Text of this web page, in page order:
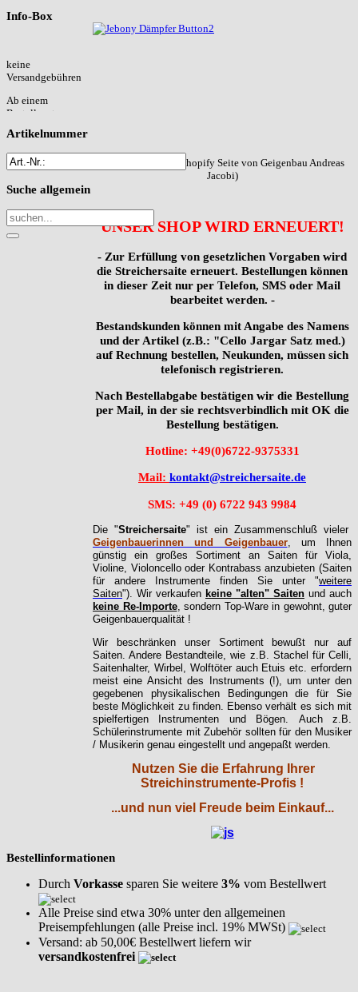
(Weiterleitung zur Shopify Seite von Geigenbau Andreas
Jacobi)
UNSER SHOP WIRD ERNEUERT!
- Zur Erfüllung von gesetzlichen Vorgaben wird
die Streichersaite erneuert. Bestellungen können
in dieser Zeit nur per Telefon, SMS oder Mail
bearbeitet werden. -
Bestandskunden können mit Angabe des Namens
und der Artikel (z.B.: "Cello Jargar Satz med.)
auf Rechnung bestellen, Neukunden, müssen sich
telefonisch registrieren.
Nach Bestellabgabe bestätigen wir die Bestellung
per Mail, in der sie rechtsverbindlich mit OK die
Bestellung bestätigen.
Hotline: +49(0)6722-9375331
Mail: kontakt@streichersaite.de
SMS: +49 (0) 6722 943 9984
Die "Streichersaite" ist ein Zusammenschluß vieler
Geigenbauerinnen und Geigenbauer, um Ihnen
günstig ein großes Sortiment an Saiten für Viola,
Violine, Violoncello oder Kontrabass anzubieten (Saiten
für andere Instrumente finden Sie unter "weitere
Saiten"). Wir verkaufen keine "alten" Saiten und auch
keine Re-Importe, sondern Top-Ware in gewohnt, guter
Geigenbauerqualität !
Wir beschränken unser Sortiment bewußt nur auf
Saiten. Andere Bestandteile, wie z.B. Stachel für Celli,
Saitenhalter, Wirbel, Wolftöter auch Etuis etc. erfordern
meist eine Ansicht des Instruments (!), um unter den
gegebenen physikalischen Bedingungen die für Sie
beste Möglichkeit zu finden. Ebenso verhält es sich mit
spielfertigen Instrumenten und Bögen. Auch z.B.
Schülerinstrumente mit Zubehör sollten für den Musiker
/ Musikerin genau eingestellt und angepaßt werden.
Nutzen Sie die Erfahrung Ihrer
Streichinstrumente-Profis !
...und nun viel Freude beim Einkauf...
Info-Box
keine
Versandgebühren
Ab einem
Bestellwert von
wir die
Sparen Sie 3%
Sparen Sie
durch Zahlung
Artikelnummer
Suche allgemein
Bestellinformationen
Durch Vorkasse sparen Sie weitere 3% vom Bestellwert
Alle Preise sind etwa 30% unter den allgemeinen
Preisempfehlungen (alle Preise incl. 19% MWSt)
Versand: ab 50,00€ Bestellwert liefern wir
versandkostenfrei